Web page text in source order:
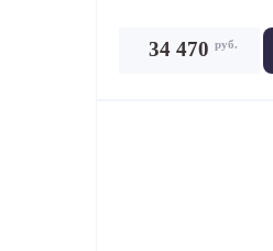
34 470 руб.